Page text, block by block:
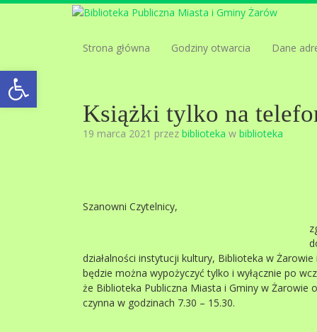
Strona główna Godziny otwarcia Dane
Książki tylko na
19 marca 2021 przez biblioteka w biblioteka
Szanowni Czytelnicy,
działalności instytucji kultury, Biblioteka w
będzie można wypożyczyć tylko i wyłącznie po
że Biblioteka Publiczna Miasta i Gminy w Żarowie
czynna w godzinach 7.30 – 15.30.
Open toolbar